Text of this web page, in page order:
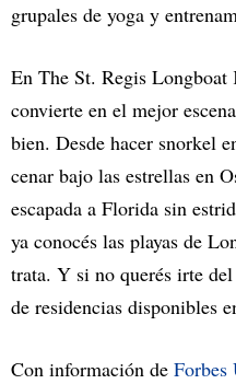
grupales de yoga y
En The St. Regis
convierte en el mejor
bien. Desde hacer snorkel
cenar bajo las estrellas en
escapada a Florida sin
ya conocés las playas de
trata. Y si no querés irte
de residencias disponibles
Con información de Forbes